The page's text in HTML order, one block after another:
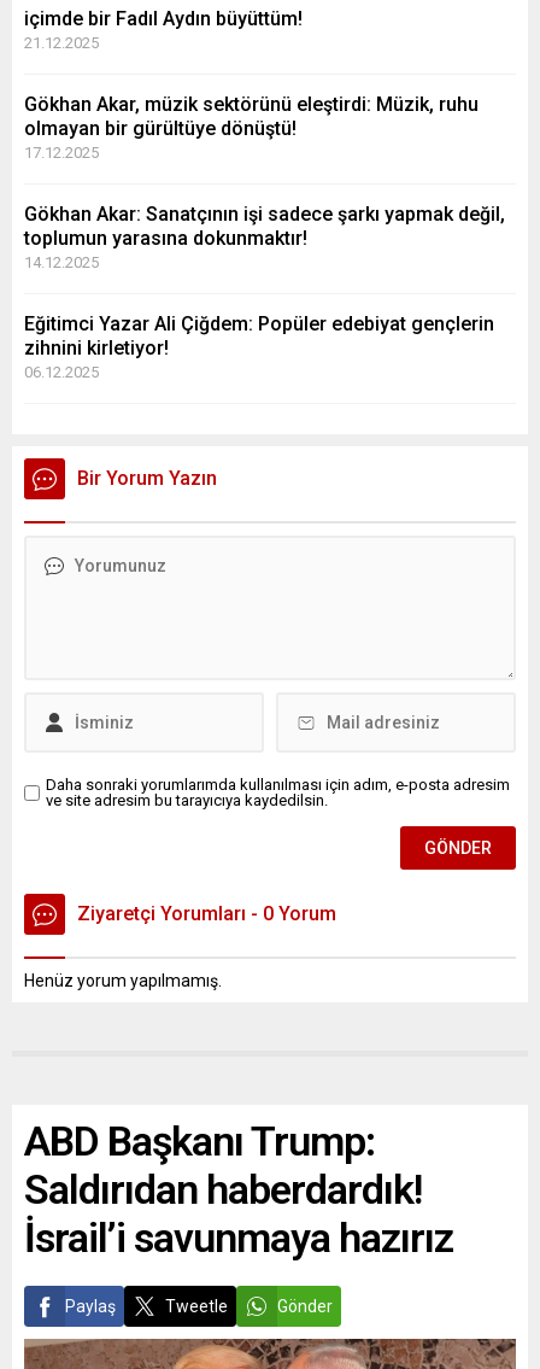
içimde bir Fadıl Aydın büyüttüm!
21.12.2025
Gökhan Akar, müzik sektörünü eleştirdi: Müzik, ruhu
olmayan bir gürültüye dönüştü!
17.12.2025
Gökhan Akar: Sanatçının işi sadece şarkı yapmak değil,
toplumun yarasına dokunmaktır!
14.12.2025
Eğitimci Yazar Ali Çiğdem: Popüler edebiyat gençlerin
zihnini kirletiyor!
06.12.2025
Bir Yorum Yazın
Daha sonraki yorumlarımda kullanılması için adım, e-posta adresim
ve site adresim bu tarayıcıya kaydedilsin.
Ziyaretçi Yorumları - 0 Yorum
Henüz yorum yapılmamış.
ABD Başkanı Trump:
Saldırıdan haberdardık!
İsrail’i savunmaya hazırız
Paylaş Tweetle Gönder